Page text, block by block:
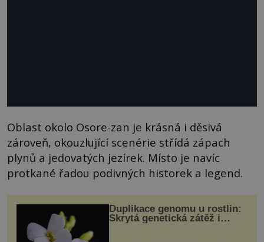
Oblast okolo Osore-zan je krásná i děsivá
zároveň, okouzlující scenérie střídá zápach
plynů a jedovatých jezírek. Místo je navíc
protkané řadou podivných historek a legend.
Duplikace genomu u rostlin:
Skrytá genetická zátěž i